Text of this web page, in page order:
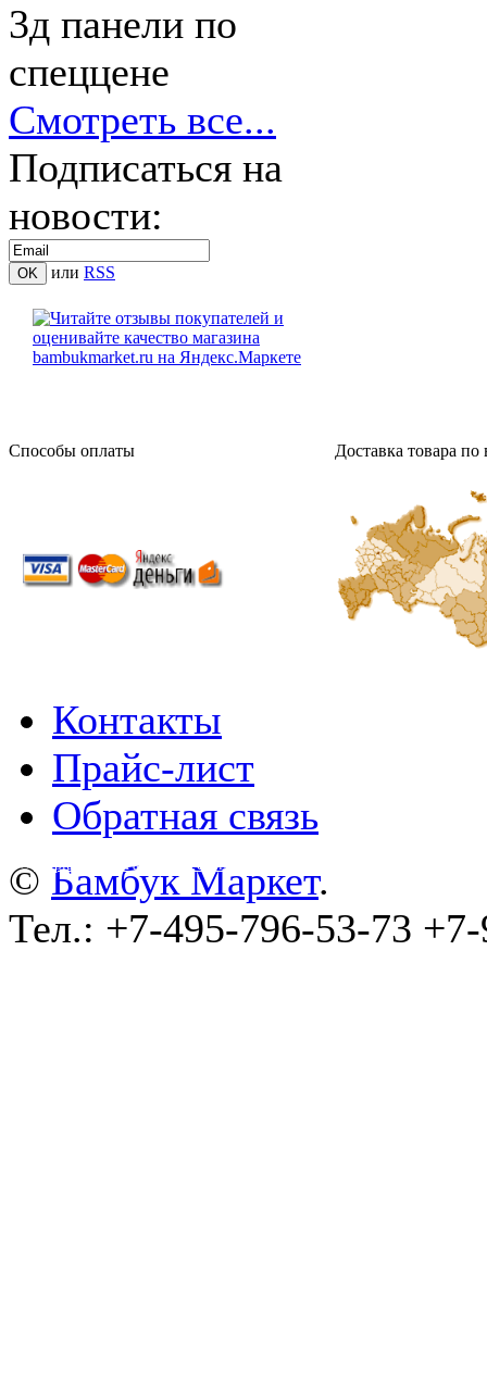
3д панели по
спеццене
Смотреть все...
Подписаться на
новости:
или RSS
Способы оплаты Доставка товара по
Контакты
Прайс-лист
Обратная связь
© wa-plugins.ru - Разработка сайта
© Бамбук Маркет.
Тел.: +7-495-796-53-73